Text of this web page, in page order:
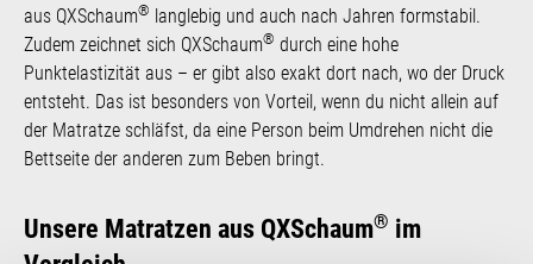
aus QXSchaum® langlebig und auch nach Jahren formstabil.
Zudem zeichnet sich QXSchaum® durch eine hohe
Punktelastizität aus – er gibt also exakt dort nach, wo der Druck
entsteht. Das ist besonders von Vorteil, wenn du nicht allein auf
der Matratze schläfst, da eine Person beim Umdrehen nicht die
Bettseite der anderen zum Beben bringt.
Unsere Matratzen aus QXSchaum® im